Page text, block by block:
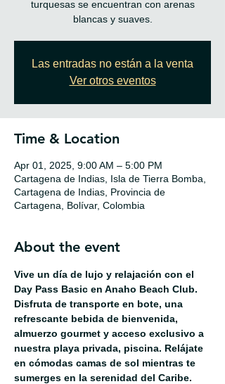
turquesas se encuentran con arenas
blancas y suaves.
Las entradas no están a la venta
Ver otros eventos
Time & Location
Apr 01, 2025, 9:00 AM – 5:00 PM
Cartagena de Indias, Isla de Tierra Bomba,
Cartagena de Indias, Provincia de
Cartagena, Bolívar, Colombia
About the event
Vive un día de lujo y relajación con el
Day Pass Basic en Anaho Beach Club.
Disfruta de transporte en bote, una
refrescante bebida de bienvenida,
almuerzo gourmet y acceso exclusivo a
nuestra playa privada, piscina. Relájate
en cómodas camas de sol mientras te
sumerges en la serenidad del Caribe.